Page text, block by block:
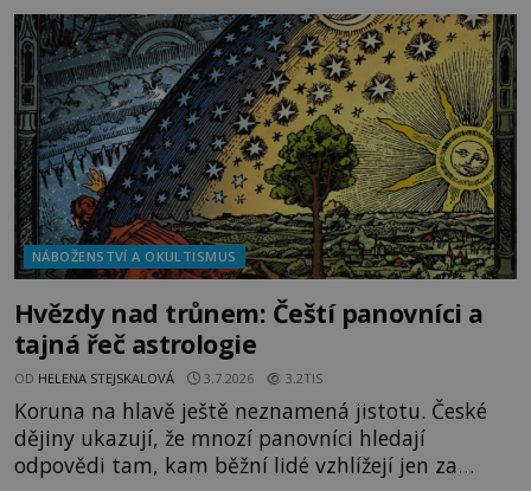
NÁBOŽENSTVÍ A OKULTISMUS
Hvězdy nad trůnem: Čeští panovníci a
tajná řeč astrologie
OD HELENA STEJSKALOVÁ 3.7.2026 3.2TIS
Koruna na hlavě ještě neznamená jistotu. České
dějiny ukazují, že mnozí panovníci hledají
odpovědi tam, kam běžní lidé vzhlížejí jen za